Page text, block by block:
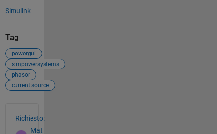
Simulink
Tag
powergui
simpowersystems
phasor
current source
Richiesto:
Mat